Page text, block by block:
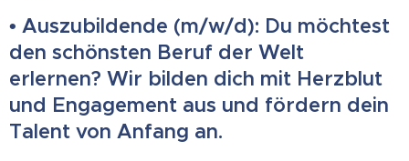
• Auszubildende (m/w/d): Du möchtest
den schönsten Beruf der Welt
erlernen? Wir bilden dich mit Herzblut
und Engagement aus und fördern dein
Talent von Anfang an.